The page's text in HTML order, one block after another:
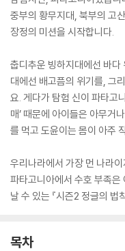
중부의 황무지대, 북부의 고
장정의 미션을 시작합니다.
춥디추운 빙하지대에선 바
대에선 배고픔의 위기를, 그
요. 게다가 탐험 신이 파타고
매’ 때문에 아이들은 아무거
를 먹고 도윤이는 몸이 아주
우리나라에서 가장 먼 나라
파타고니아에서 수호 부족
날 수 있는 『시즌2 정글의
목차